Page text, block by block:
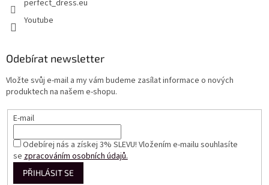
perfect_dress.eu
Youtube
Odebírat newsletter
Vložte svůj e-mail a my vám budeme zasílat informace o nových
produktech na našem e-shopu.
E-mail
Odebírej nás a získej 3% SLEVU! Vložením e-mailu souhlasíte
sezpracováním osobních údajů.
PŘIHLÁSIT SE